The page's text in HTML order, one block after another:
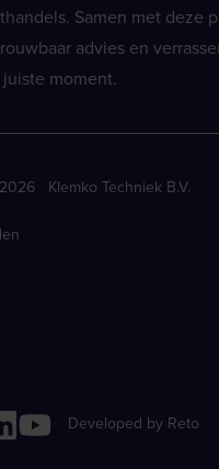
Samen met deze
advies en
moment.
Klemko Techniek B.V.
Developed by Reto